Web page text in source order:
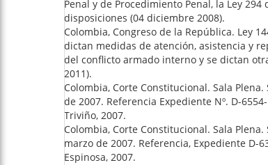
Penal y de Procedimiento Penal, la Ley 294
disposiciones (04 diciembre 2008).
Colombia, Congreso de la República. Ley
dictan medidas de atención, asistencia y
del conflicto armado interno y se dictan
2011).
Colombia, Corte Constitucional. Sala
de 2007. Referencia Expediente Nº. D-
Triviño, 2007.
Colombia, Corte Constitucional. Sala Plena.
marzo de 2007. Referencia, Expediente D-
Espinosa, 2007.